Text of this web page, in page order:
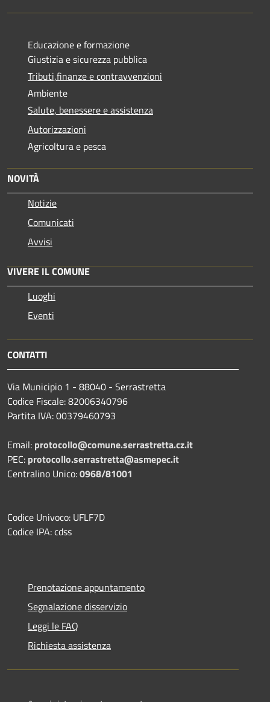
Educazione e formazione
Giustizia e sicurezza pubblica
Tributi,finanze e contravvenzioni
Ambiente
Salute, benessere e assistenza
Autorizzazioni
Agricoltura e pesca
NOVITÀ
Notizie
Comunicati
Avvisi
VIVERE IL COMUNE
Luoghi
Eventi
CONTATTI
Via Municipio 1 - 88040 - Serrastretta
Codice Fiscale: 82006340796
Partita IVA: 00379460793
Email: protocollo@comune.serrastretta.cz.it
PEC: protocollo.serrastretta@asmepec.it
Centralino Unico:0968/81001
Codice Univoco: UFLF7D
Codice IPA: cdss
Prenotazione appuntamento
Segnalazione disservizio
Leggi le FAQ
Richiesta assistenza